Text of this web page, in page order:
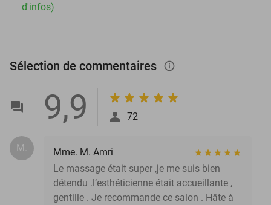
d'infos)
Sélection de commentaires info_outlined
9,9 72
M.
Mme. M. Amri
Le massage était super ,je me suis bien
détendu .l’esthéticienne était accueillante ,
gentille . Je recommande ce salon . Hâte à